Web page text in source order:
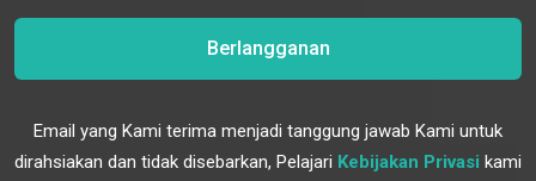
Berlangganan
Email yang Kami terima menjadi tanggung jawab Kami untuk
dirahsiakan dan tidak disebarkan, Pelajari Kebijakan Privasi kami